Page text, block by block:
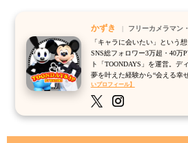
かずき
フリーカメラマン
「キャラに会いたい」という
SNS総フォロワー3万超・40万
ト「TOONDAYS」を運営。デ
夢を叶えた経験から“会える幸
いプロフィール】